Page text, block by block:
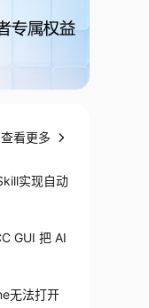
查看更多
实现自动
GUI 把 AI
无法打开